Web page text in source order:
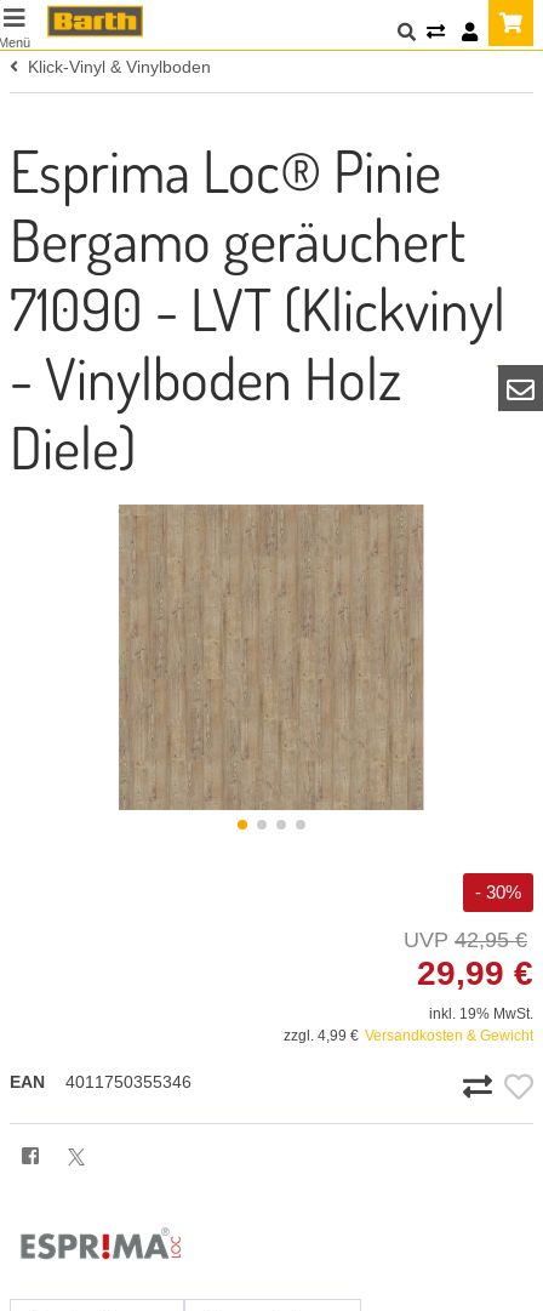
Klick-Vinyl & Vinylboden
Esprima Loc® Pinie
Bergamo geräuchert
71090 - LVT (Klickvinyl
- Vinylboden Holz
Diele)
- 30%
42,95 €
29,99 €
inkl. 19% MwSt.
zzgl. 4,99 € Versandkosten & Gewicht
EAN 4011750355346